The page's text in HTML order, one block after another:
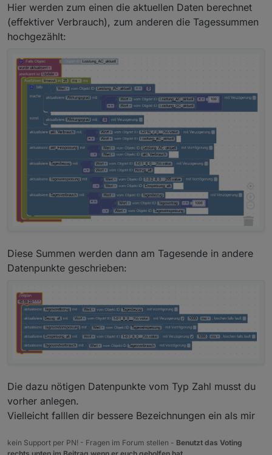
Hier werden zum einen die aktuellen Daten berechnet
(effektiver Verbrauch), zum anderen die Tagessummen
hochgezählt:
Diese Summen werden dann am Tagesende in andere
Datenpunkte geschrieben:
Die dazu nötigen Datenpunkte vom Typ Zahl musst du
vorher anlegen.
Vielleicht falllen dir bessere Bezeichnungen ein als mir
kein Support per PN! - Fragen im Forum stellen - Benutzt das Voting